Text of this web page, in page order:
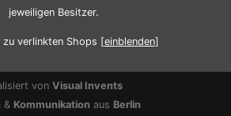
jeweiligen Besitzer.
zu verlinkten Shops [einblenden]
von Visual Invents
& Kommunikation aus Berlin